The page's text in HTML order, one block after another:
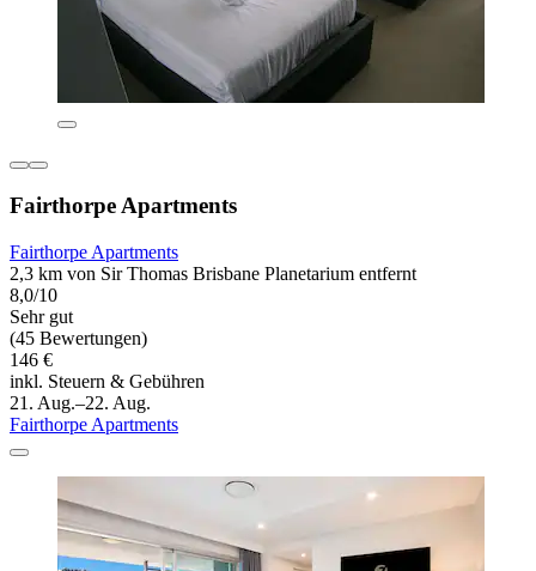
Fairthorpe Apartments
Fairthorpe Apartments
2,3 km von Sir Thomas Brisbane Planetarium entfernt
8,0/10
Sehr gut
(45 Bewertungen)
146 €
inkl. Steuern & Gebühren
21. Aug.–22. Aug.
Fairthorpe Apartments